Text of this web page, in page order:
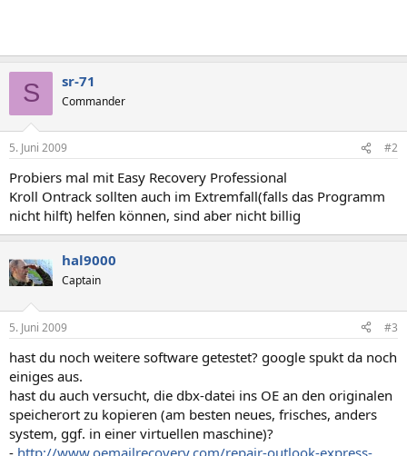
S sr-71
Commander
5. Juni 2009 #2
Probiers mal mit Easy Recovery Professional
Kroll Ontrack sollten auch im Extremfall(falls das Programm
nicht hilft) helfen können, sind aber nicht billig
hal9000
Captain
5. Juni 2009 #3
hast du noch weitere software getestet? google spukt da noch
einiges aus.
hast du auch versucht, die dbx-datei ins OE an den originalen
speicherort zu kopieren (am besten neues, frisches, anders
system, ggf. in einer virtuellen maschine)?
- http://www.oemailrecovery.com/repair-outlook-express-